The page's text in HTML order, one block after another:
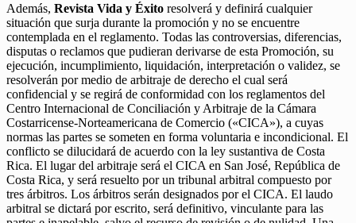
Además, Revista Vida y Éxito resolverá y definirá cualquier
situación que surja durante la promoción y no se encuentre
contemplada en el reglamento. Todas las controversias, diferencias,
disputas o reclamos que pudieran derivarse de esta Promoción, su
ejecución, incumplimiento, liquidación, interpretación o validez, se
resolverán por medio de arbitraje de derecho el cual será
confidencial y se regirá de conformidad con los reglamentos del
Centro Internacional de Conciliación y Arbitraje de la Cámara
Costarricense-Norteamericana de Comercio («CICA»), a cuyas
normas las partes se someten en forma voluntaria e incondicional. El
conflicto se dilucidará de acuerdo con la ley sustantiva de Costa
Rica. El lugar del arbitraje será el CICA en San José, República de
Costa Rica, y será resuelto por un tribunal arbitral compuesto por
tres árbitros. Los árbitros serán designados por el CICA. El laudo
arbitral se dictará por escrito, será definitivo, vinculante para las